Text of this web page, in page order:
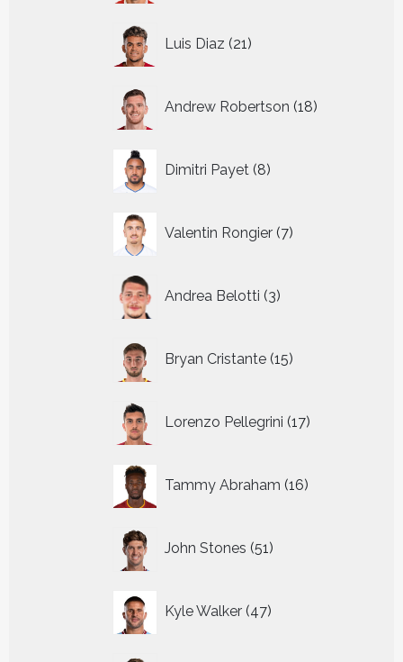
Luis Diaz 21
producten
Andrew Robertson 18
producten
Dimitri Payet 8
producten
Valentin Rongier 7
producten
Andrea Belotti 3
producten
Bryan Cristante 15
producten
Lorenzo Pellegrini 17
producten
Tammy Abraham 16
producten
John Stones 51
producten
Kyle Walker 47
producten